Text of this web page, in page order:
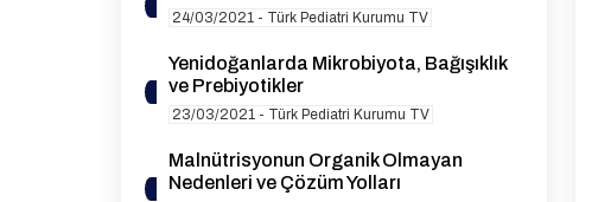
24/03/2021 - Türk Pediatri Kurumu TV
Yenidoğanlarda Mikrobiyota, Bağışıklık
ve Prebiyotikler
23/03/2021 - Türk Pediatri Kurumu TV
Malnütrisyonun Organik Olmayan
Nedenleri ve Çözüm Yolları